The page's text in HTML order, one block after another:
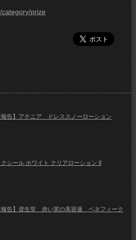
category/prize
報告】アテニア ドレススノーローション
シール ホワイト クリアローション II
報告】資生堂 赤い実の美容液 ベネフィーク